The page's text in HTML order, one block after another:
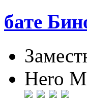
бате
Hero